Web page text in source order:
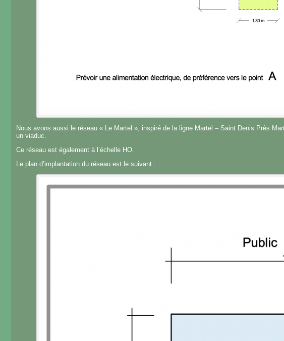
Nous avons aussi le réseau « Le Martel », inspiré de la ligne Martel – Saint Denis Près
un viaduc.
Ce réseau est également à l’échelle HO.
Le plan d’implantation du réseau est le suivant :